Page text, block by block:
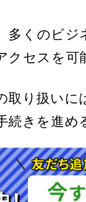
多くのビ
クセスを可
取り扱い
続きを進め